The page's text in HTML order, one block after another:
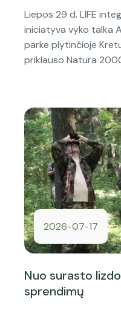
Liepos 29 d. LIFE
iniciatyva vyko talka
parke plytinčioje
priklauso Natura
2026-07-17
Nuo surasto
sprendimų